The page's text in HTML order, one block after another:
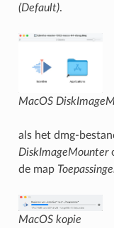
(Default).
MacOS
als het dmg-
DiskImageMounter
de map
MacOS kopie